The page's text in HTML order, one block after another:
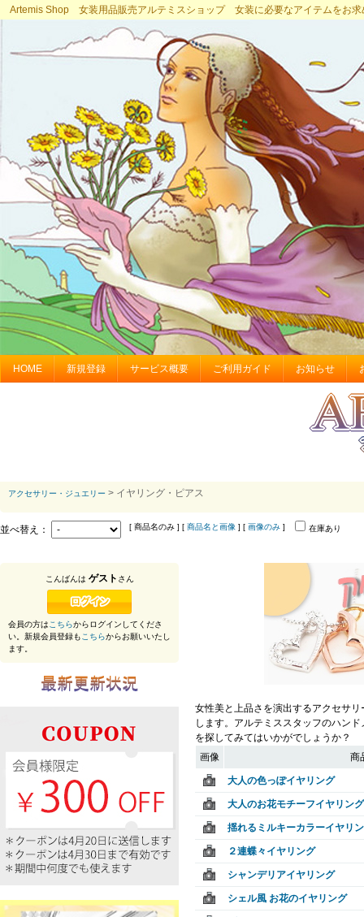
Artemis Shop 女装用品販売アルテミスショップ 女装に必要なアイテムをお求
HOME 新規登録 サービス概要 ご利用ガイド お知らせ
アクセサリー・ジュエリー > イヤリング・ピアス
並べ替え： [ 商品名のみ ] [ 商品名と画像 ] [ 画像のみ ] 在庫あり
女性美と上品さを演出するアクセサ
します。アルテミススタッフのハン
を探してみてはいかがでしょうか？
画像
商
大人の色っぽイヤリング
大人のお花モチーフイヤリング
揺れるミルキーカラーイヤリ
２連蝶々イヤリング
シャンデリアイヤリング
シェル風 お花のイヤリング
こんばんは ゲスト さん
会員の方はこちらからログインしてくださ
い。新規会員登録もこちらからお願いいたし
ます。